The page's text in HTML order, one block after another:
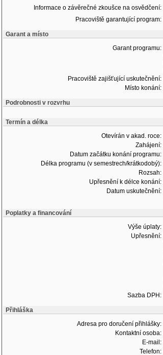
Informace o závěrečné zkoušce na osvědčení:
Pracoviště garantující program:
Garant a místo
Garant programu:
Pracoviště zajišťující uskutečnění:
Místo konání:
Podrobnosti v rozvrhu
Termín a délka
Otevírán v akad. roce:
Zahájení:
Datum začátku konání programu:
Délka programu (v semestrech/krátkodobý):
Rozsah:
Upřesnění k délce konání:
Datum uskutečnění:
Poplatky a financování
Výše úplaty:
Upřesnění:
Sazba DPH:
Přihláška
Adresa pro doručení přihlášky:
Kontaktní osoba:
E-mail:
Telefon: